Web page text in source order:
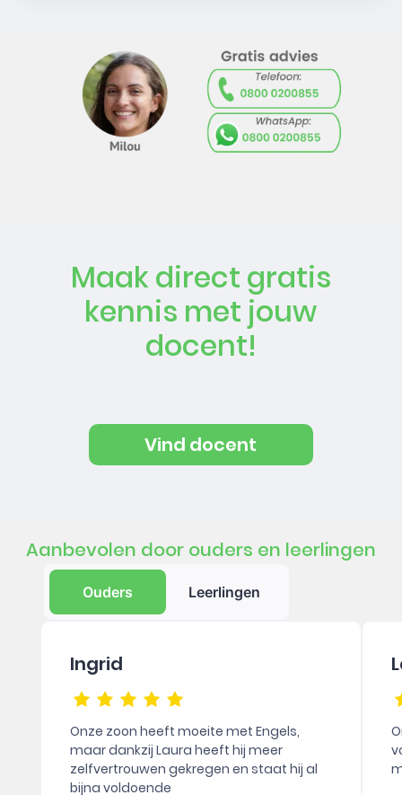
Maak direct gratis
kennis met jouw
docent!
Vind docent
Aanbevolen door ouders en leerlingen
Ouders Leerlingen
Ingrid
Onze zoon heeft moeite met Engels,
maar dankzij Laura heeft hij meer
zelfvertrouwen gekregen en staat hij al
bijna voldoende